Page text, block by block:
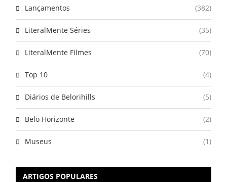
Lançamentos (382)
LiteralMente Séries (35)
LiteralMente Filmes (70)
Top 10 (4)
Diários de Belorihills (5)
Belo Horizonte (2)
Museus (1)
ARTIGOS POPULARES